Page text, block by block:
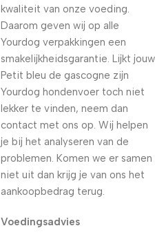
kwaliteit van onze voeding.
Daarom geven wij op alle
Yourdog verpakkingen een
smakelijkheidsgarantie. Lijkt jouw
Petit bleu de gascogne zijn
Yourdog hondenvoer toch niet
lekker te vinden, neem dan
contact met ons op. Wij helpen
je bij het analyseren van de
problemen. Komen we er samen
niet uit dan krijg je van ons het
aankoopbedrag terug.
Voedingsadvies